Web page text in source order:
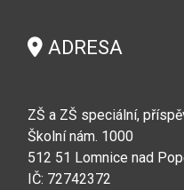
ADRESA
ZŠ a ZŠ speciální,
Školní nám. 1000
512 51 Lomnice nad
IČ: 72742372